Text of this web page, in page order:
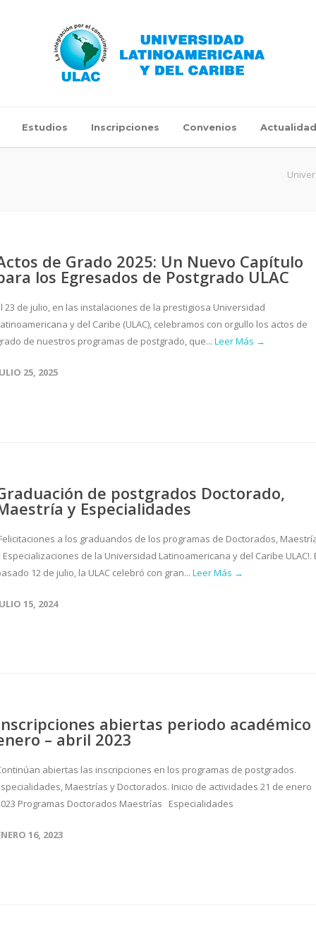
Estudios Inscripciones Convenios Actualidad
de Grado 2025: Un Nuevo Capítulo
los Egresados de Postgrado ULAC
23 de julio, en las instalaciones de la prestigiosa Universidad
y del Caribe (ULAC), celebramos con orgullo los actos de
de nuestros programas de postgrado, que... Leer Más →
25, 2025
de postgrados Doctorado,
y Especialidades
a los graduandos de los programas de Doctorados,
Especializaciones de la Universidad Latinoamericana y del Caribe ULAC!.
12 de julio, la ULAC celebró con gran... Leer Más →
15, 2024
abiertas periodo académico
– abril 2023
abiertas las inscripciones en los programas de postgrados.
Maestrías y Doctorados. Inicio de actividades 21 de enero
Programas Doctorados Maestrías Especialidades
16, 2023